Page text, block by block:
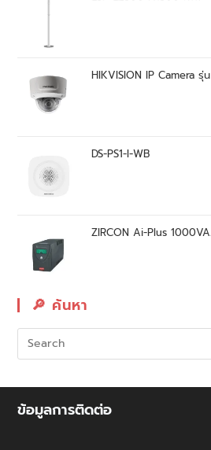
HIKVISION IP Camera รุ่
DS-PS1-I-WB
ZIRCON Ai-Plus
🔎︎ ค้นหา
ข้อมูลการติดต่อ